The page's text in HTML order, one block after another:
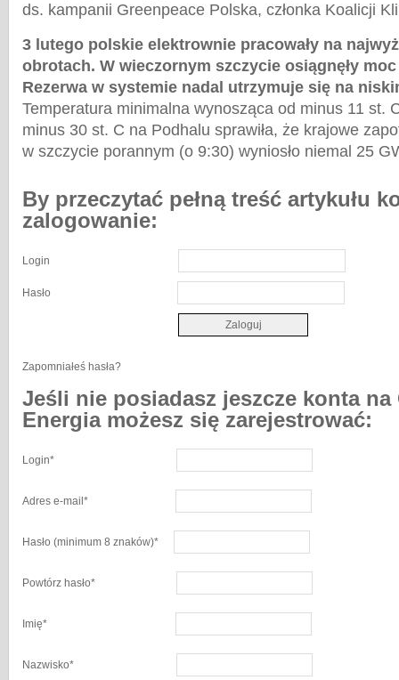
ds. kampanii Greenpeace Polska, członka Koalicji
3 lutego polskie elektrownie pracowały na
obrotach. W wieczornym szczycie osiągnęły moc
Rezerwa w systemie nadal utrzymuje się na
Temperatura minimalna wynosząca od minus 11 st.
minus 30 st. C na Podhalu sprawiła, że krajowe
w szczycie porannym (o 9:30) wyniosło niemal 25
By przeczytać pełną treść artykułu
zalogowanie:
Login
Hasło
Zapomniałeś hasła?
Jeśli nie posiadasz jeszcze konta na
Energia możesz się zarejestrować:
Login*
Adres e-mail *
Hasło (minimum 8 znaków)*
Powtórz hasło*
Imię*
Nazwisko*